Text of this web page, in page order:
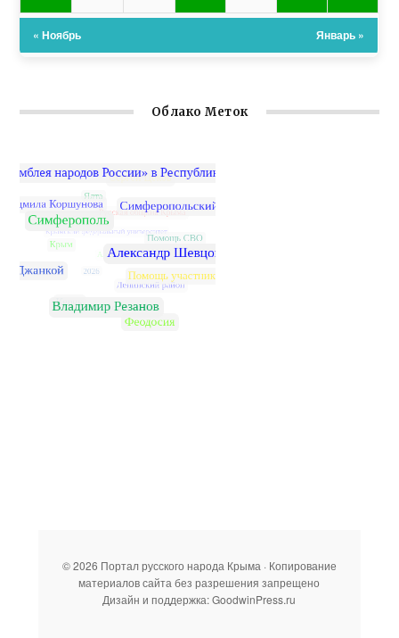
« Ноябрь Январь »
Облако Меток
© 2026 Портал русского народа Крыма · Копирование
материалов сайта без разрешения запрещено
Дизайн и поддержка: GoodwinPress.ru